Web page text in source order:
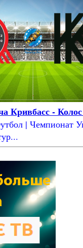
Кривбасс -
| Чемпионат